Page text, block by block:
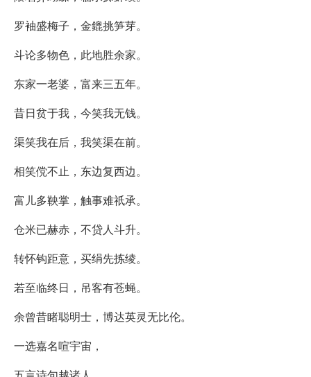
罗袖盛梅子，金鎞挑笋芽。
斗论多物色，此地胜余家。
东家一老婆，富来三五年。
昔日贫于我，今笑我无钱。
渠笑我在后，我笑渠在前。
相笑傥不止，东边复西边。
富儿多鞅掌，触事难祇承。
仓米已赫赤，不贷人斗升。
转怀钩距意，买绢先拣绫。
若至临终日，吊客有苍蝇。
余曾昔睹聪明士，博达英灵无比伦。
一选嘉名喧宇宙，